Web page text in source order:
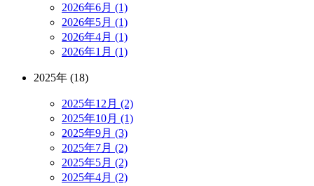
2026年6月 (1)
2026年5月 (1)
2026年4月 (1)
2026年1月 (1)
2025年 (18)
2025年12月 (2)
2025年10月 (1)
2025年9月 (3)
2025年7月 (2)
2025年5月 (2)
2025年4月 (2)